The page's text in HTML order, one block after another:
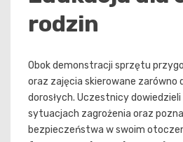
rodzin
Obok demonstracji sprzętu
oraz zajęcia skierowane zarówno
dorosłych. Uczestnicy
sytuacjach zagrożenia oraz
bezpieczeństwa w swoim